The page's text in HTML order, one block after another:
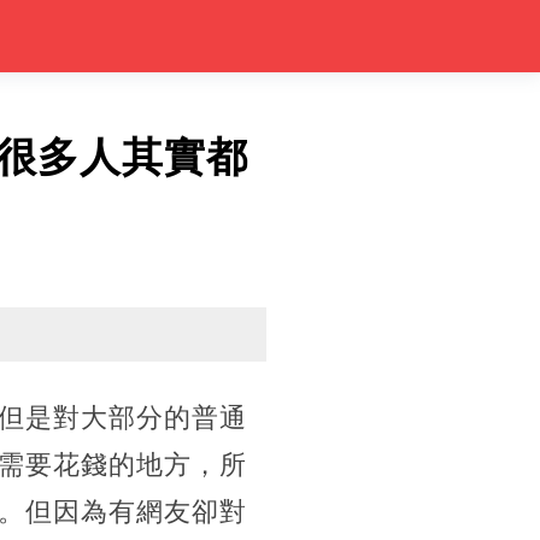
多人其實都
是對大部分的普通
要花錢的地方，所
但因為有網友卻對